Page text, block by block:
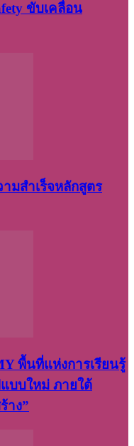
ขับเคลื่อน
มสำเร็จหลักสูตร
พื้นที่แห่งการเรียนรู้
บบใหม่ ภายใต้
าง”